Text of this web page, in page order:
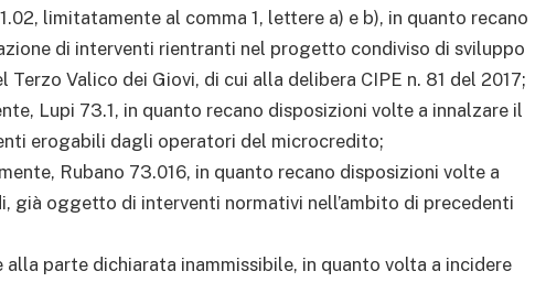
limitatamente al comma 1, lettere a) e b), in quanto recano
di interventi rientranti nel progetto condiviso di sviluppo
Valico dei Giovi, di cui alla delibera CIPE n. 81 del 2017;
Lupi 73.1, in quanto recano disposizioni volte a innalzare il
erogabili dagli operatori del microcredito;
Rubano 73.016, in quanto recano disposizioni volte a
già oggetto di interventi normativi nell’ambito di precedenti
parte dichiarata inammissibile, in quanto volta a incidere